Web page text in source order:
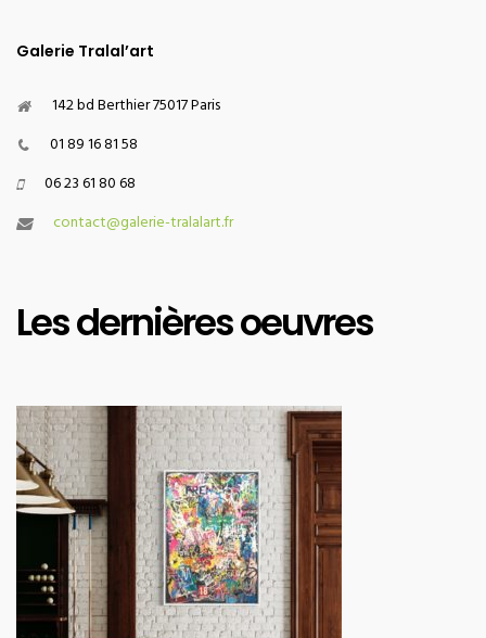
Galerie Tralal’art
142 bd Berthier 75017 Paris
01 89 16 81 58
06 23 61 80 68
contact@galerie-tralalart.fr
Les dernières oeuvres